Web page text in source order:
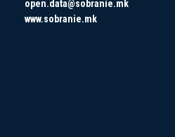
open.data@sobranie.mk
www.sobranie.mk